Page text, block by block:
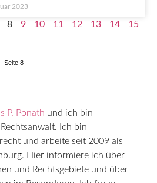
2023
8 9 10 11 12 13 14 15
- Seite 8
P. Ponath und ich bin
Ich bin
und arbeite seit 2009 als
Hier informiere ich über
und Rechtsgebiete und über